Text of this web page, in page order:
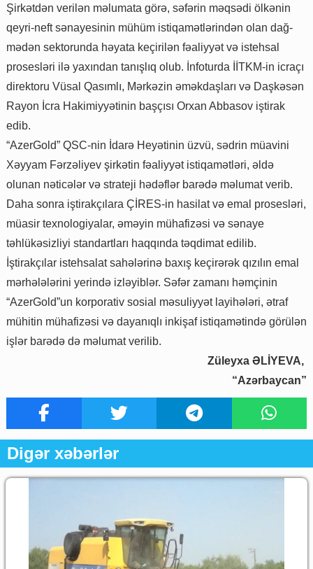
Şirkətdən verilən məlumata görə, səfərin məqsədi ölkənin
qeyri-neft sənayesinin mühüm istiqamətlərindən olan dağ-
mədən sektorunda həyata keçirilən fəaliyyət və istehsal
prosesləri ilə yaxından tanışlıq olub. İnfoturda İİTKM-in icraçı
direktoru Vüsal Qasımlı, Mərkəzin əməkdaşları və Daşkəsən
Rayon İcra Hakimiyyətinin başçısı Orxan Abbasov iştirak
edib.
“AzerGold” QSC-nin İdarə Heyətinin üzvü, sədrin müavini
Xəyyam Fərzəliyev şirkətin fəaliyyət istiqamətləri, əldə
olunan nəticələr və strateji hədəflər barədə məlumat verib.
Daha sonra iştirakçılara ÇİRES-in hasilat və emal prosesləri,
müasir texnologiyalar, əməyin mühafizəsi və sənaye
təhlükəsizliyi standartları haqqında təqdimat edilib.
İştirakçılar istehsalat sahələrinə baxış keçirərək qızılın emal
mərhələlərini yerində izləyiblər. Səfər zamanı həmçinin
“AzerGold”un korporativ sosial məsuliyyət layihələri, ətraf
mühitin mühafizəsi və dayanıqlı inkişaf istiqamətində görülən
işlər barədə də məlumat verilib.
Züleyxa ƏLİYEVA,
“Azərbaycan”
Digər xəbərlər